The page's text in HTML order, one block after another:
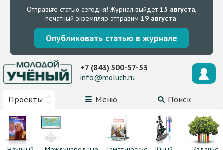
Отправьте статью сегодня! Журнал выйдет15 августа,
печатный экземпляр отправим 19 августа.
Опубликовать статью в журнале
Проекты Меню Поиск
+7 (843) 500-57-53
info@moluch.ru